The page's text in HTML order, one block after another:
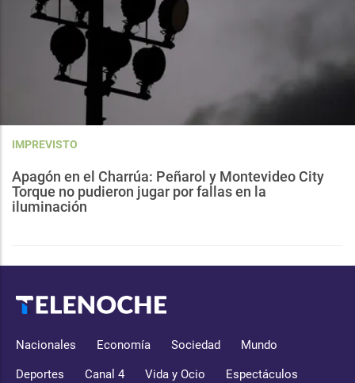
IMPREVISTO
Apagón en el Charrúa: Peñarol y Montevideo City
Torque no pudieron jugar por fallas en la
iluminación
Nacionales Economía Sociedad Mundo
Deportes Canal 4 Vida y Ocio Espectáculos